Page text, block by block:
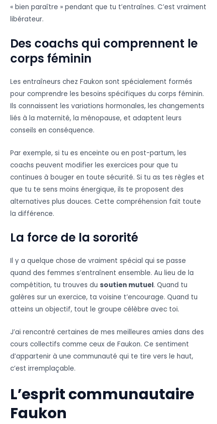
« bien paraître » pendant que tu t’entraînes. C’est vraiment
libérateur.
Des coachs qui comprennent le
corps féminin
Les entraîneurs chez Faukon sont spécialement formés
pour comprendre les besoins spécifiques du corps féminin.
Ils connaissent les variations hormonales, les changements
liés à la maternité, la ménopause, et adaptent leurs
conseils en conséquence.
Par exemple, si tu es enceinte ou en post-partum, les
coachs peuvent modifier les exercices pour que tu
continues à bouger en toute sécurité. Si tu as tes règles et
que tu te sens moins énergique, ils te proposent des
alternatives plus douces. Cette compréhension fait toute
la différence.
La force de la sororité
Il y a quelque chose de vraiment spécial qui se passe
quand des femmes s’entraînent ensemble. Au lieu de la
compétition, tu trouves dusoutien mutuel. Quand tu
galères sur un exercice, ta voisine t’encourage. Quand tu
atteins un objectif, tout le groupe célèbre avec toi.
J’ai rencontré certaines de mes meilleures amies dans des
cours collectifs comme ceux de Faukon. Ce sentiment
d’appartenir à une communauté qui te tire vers le haut,
c’est irremplaçable.
L’esprit communautaire
Faukon